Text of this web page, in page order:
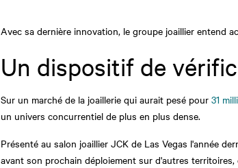
Avec sa dernière innovation, le groupe joaillier entend
Un dispositif de
Sur un marché de la joaillerie qui aurait pesé pour 31
un univers concurrentiel de plus en plus dense.
Présenté au salon joaillier JCK de Las Vegas l'année
avant son prochain déploiement sur d'autres